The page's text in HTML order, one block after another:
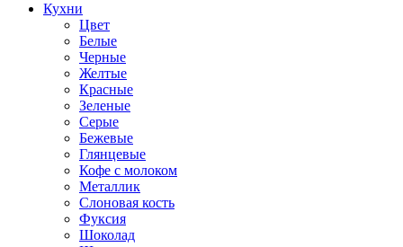
Кухни
Цвет
Белые
Черные
Желтые
Красные
Зеленые
Серые
Бежевые
Глянцевые
Кофе с молоком
Металлик
Слоновая кость
Фуксия
Шоколад